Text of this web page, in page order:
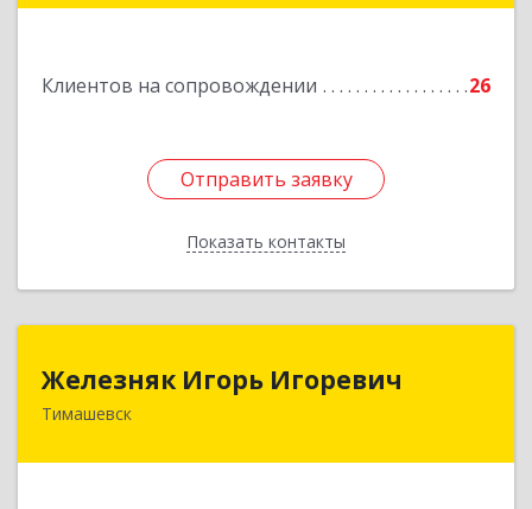
Клиентов на сопровождении 26
Отправить заявку
Показать контакты
Отправить заявку
Назад
Железняк Игорь Игоревич
Тимашевск
352700, Краснодарский край, Тимашевский р-н,